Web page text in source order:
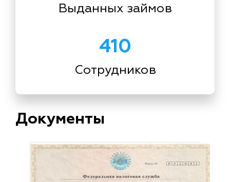
Выданных займов
410
Сотрудников
Документы